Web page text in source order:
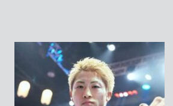
l’article